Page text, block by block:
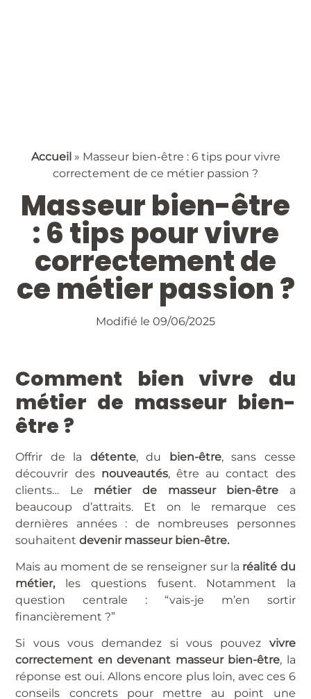
Accueil» Masseur bien-être : 6 tips pour vivre
correctement de ce métier passion ?
Masseur bien-être
: 6 tips pour vivre
correctement de
ce métier passion ?
Modifié le 09/06/2025
Comment bien vivre du
métier de masseur bien-
être ?
Offrir de la détente, du bien-être, sans cesse
découvrir des nouveautés, être au contact des
clients… Le métier de masseur bien-être a
beaucoup d’attraits. Et on le remarque ces
dernières années : de nombreuses personnes
souhaitent devenir masseur bien-être.
Mais au moment de se renseigner sur la réalité du
métier, les questions fusent. Notamment la
question centrale : “vais-je m’en sortir
financièrement ?”
Si vous vous demandez si vous pouvez vivre
correctement en devenant masseur bien-être, la
réponse est oui. Allons encore plus loin, avec ces 6
conseils concrets pour mettre au point une